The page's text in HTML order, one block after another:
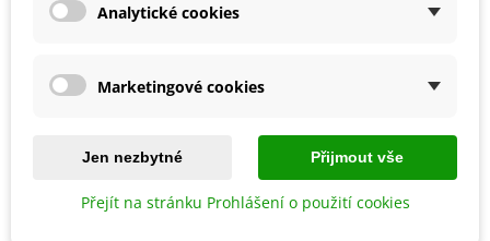
Analytické cookies
Marketingové cookies
Jen nezbytné Přijmout vše
Přejít na stránku Prohlášení o použití cookies